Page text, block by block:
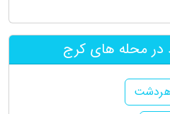
محله های کرج